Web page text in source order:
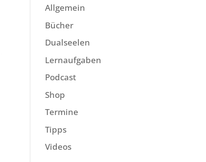
Allgemein
Bücher
Dualseelen
Lernaufgaben
Podcast
Shop
Termine
Tipps
Videos